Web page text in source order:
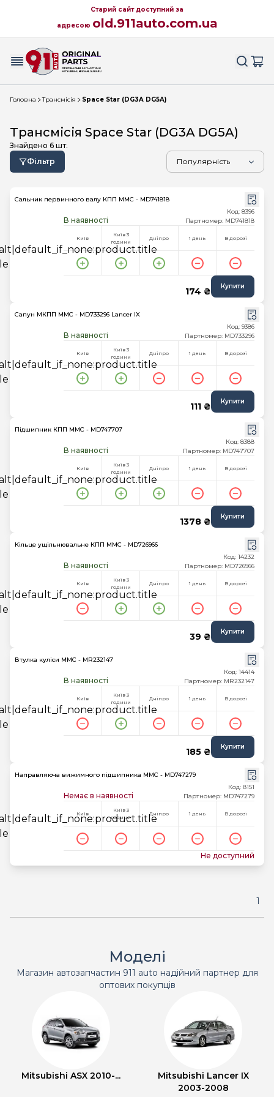
Старий сайт доступний за
адресою old.911auto.com.ua
Головна Трансмісія Space Star (DG3A DG5A)
Трансмісія Space Star (DG3A DG5A)
Знайдено 6 шт.
Фільтр
Сальник первинного валу КПП MMC - MD741818
В наявності
Код: 8396
Партномер: MD741818
Київ
Київ 3
години
Дніпро 1 день В дорозі
174 ₴ Купити
Сапун МКПП MMC - MD733296 Lancer IX
В наявності
Код: 9386
Партномер: MD733296
Київ
Київ 3
години
Дніпро 1 день В дорозі
111 ₴ Купити
Підшипник КПП MMC - MD747707
В наявності
Код: 8388
Партномер: MD747707
Київ
Київ 3
години
Дніпро 1 день В дорозі
1378 ₴ Купити
Кільце ущільнювальне КПП MMC - MD726966
В наявності
Код: 14232
Партномер: MD726966
Київ
Київ 3
години
Дніпро 1 день В дорозі
39 ₴ Купити
Втулка куліси MMC - MR232147
В наявності
Код: 14414
Партномер: MR232147
Київ
Київ 3
години
Дніпро 1 день В дорозі
185 ₴ Купити
Направляюча вижимного підшипника MMC - MD747279
Немає в наявності
Код: 8151
Партномер: MD747279
Київ
Київ 3
години
Дніпро 1 день В дорозі
Не доступний
1
Моделі
Магазин автозапчастин 911 auto надійний партнер для
оптових покупців
Mitsubishi ASX 2010-...
Mitsubishi Lancer IX
2003-2008